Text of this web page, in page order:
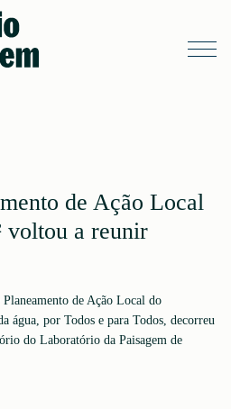
de Ação Local
voltou a reunir
de Ação Local do
água, por Todos e para Todos, decorreu
do Laboratório da Paisagem de